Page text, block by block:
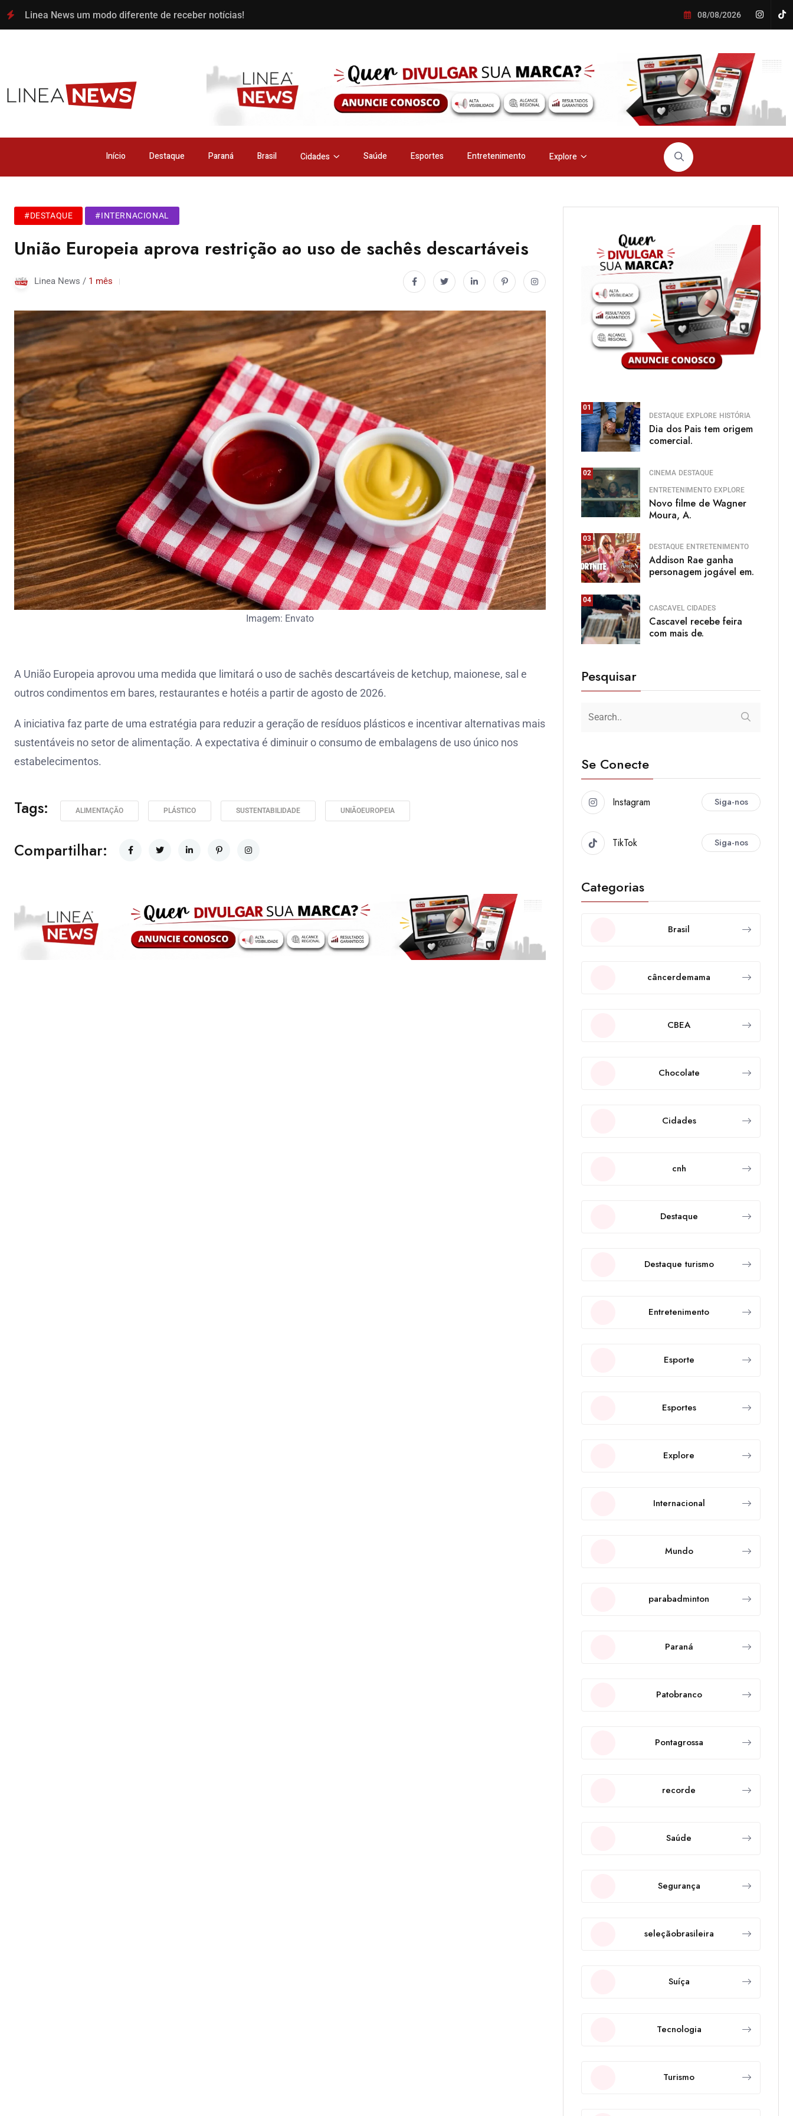
Linea News um modo diferente de receber notícias! 08/08/2026
Início Destaque Paraná Brasil Cidades Saúde Esportes Entretenimento Explore
#DESTAQUE #INTERNACIONAL
União Europeia aprova restrição ao uso de sachês descartáveis
Linea News / 1 mês
Imagem: Envato
A União Europeia aprovou uma medida que limitará o uso de sachês descartáveis de ketchup, maionese, sal e
outros condimentos em bares, restaurantes e hotéis a partir de agosto de 2026.
A iniciativa faz parte de uma estratégia para reduzir a geração de resíduos plásticos e incentivar alternativas mais
sustentáveis no setor de alimentação. A expectativa é diminuir o consumo de embalagens de uso único nos
estabelecimentos.
Tags: ALIMENTAÇÃO PLÁSTICO SUSTENTABILIDADE UNIÃOEUROPEIA
Compartilhar:
01
DESTAQUE EXPLORE HISTÓRIA
Dia dos Pais tem origem
comercial.
02 CINEMA DESTAQUE
ENTRETENIMENTO EXPLORE
Novo filme de Wagner
Moura, A.
03
DESTAQUE ENTRETENIMENTO
Addison Rae ganha
personagem jogável em.
04
CASCAVEL CIDADES
Cascavel recebe feira
com mais de.
Pesquisar
Se Conecte
Instagram Siga-nos
TikTok Siga-nos
Categorias
Brasil
câncerdemama
CBEA
Chocolate
Cidades
cnh
Destaque
Destaque turismo
Entretenimento
Esporte
Esportes
Explore
Internacional
Mundo
parabadminton
Paraná
Patobranco
Pontagrossa
recorde
Saúde
Segurança
seleçãobrasileira
Suíça
Tecnologia
Turismo